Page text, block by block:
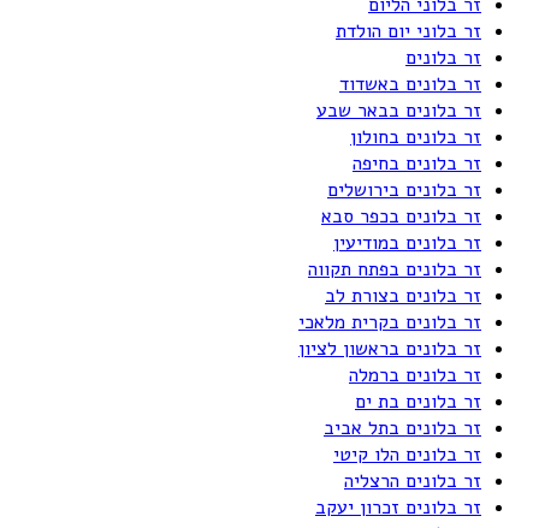
זר בלוני יום הולדת
זר בלונים
זר בלונים באשדוד
זר בלונים בבאר שבע
זר בלונים בחולון
זר בלונים בחיפה
זר בלונים בירושלים
זר בלונים בכפר סבא
זר בלונים במודיעין
זר בלונים בפתח תקווה
זר בלונים בצורת לב
זר בלונים בקרית מלאכי
זר בלונים בראשון לציון
זר בלונים ברמלה
זר בלונים בת ים
זר בלונים בתל אביב
זר בלונים הלו קיטי
זר בלונים הרצליה
זר בלונים זכרון יעקב